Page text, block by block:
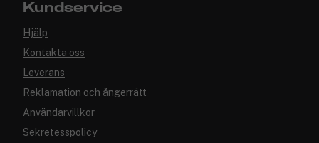
Kundservice
Hjälp
Kontakta oss
Leverans
Reklamation och ångerrätt
Användarvillkor
Sekretesspolicy